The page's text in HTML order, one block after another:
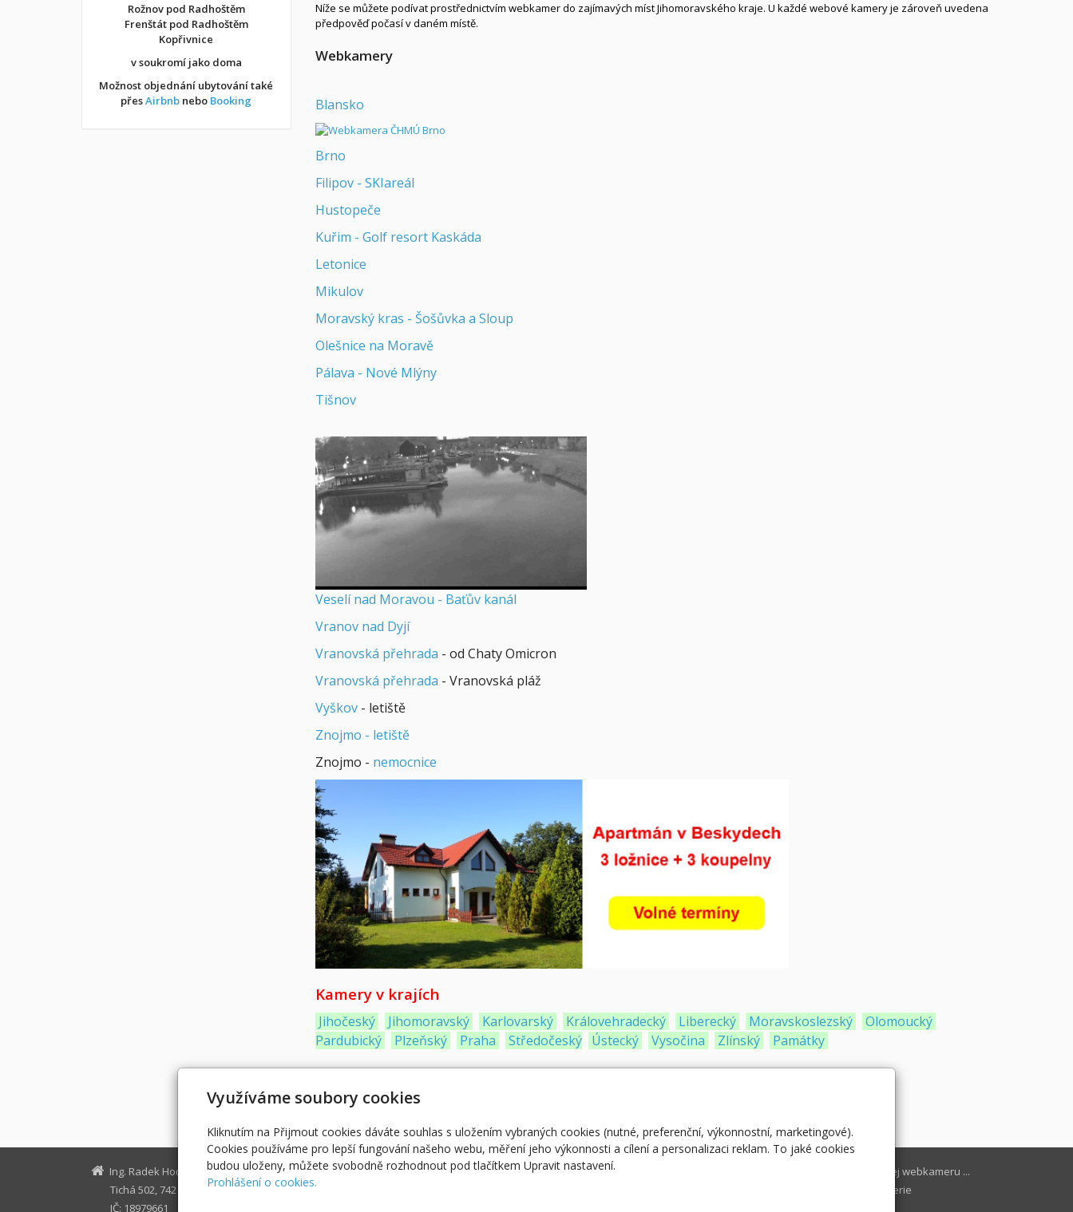
Níže se můžete podívat prostřednictvím webkamer do zajímavých míst Jihomoravského kraje. U každé webové kamery je zároveň uvedena
předpověď počasí v daném místě.
Webkamery
Blansko
Brno
Filipov - SKIareál
Hustopeče
Kuřim - Golf resort Kaskáda
Letonice
Mikulov
Moravský kras - Šošůvka a Sloup
Olešnice na Moravě
Pálava - Nové Mlýny
Tišnov
Veselí nad Moravou - Baťův kanál
Vranov nad Dyjí
Vranovská přehrada - od Chaty Omicron
Vranovská přehrada - Vranovská pláž
Vyškov- letiště
Znojmo - letiště
Znojmo - nemocnice
Kamery v krajích
Jihočeský Jihomoravský Karlovarský Královehradecký Liberecký Moravskoslezský
Olomoucký
Pardubický
Plzeňský Praha Středočeský Ústecký Vysočina Zlínský Památky
Fotogalerie Jihomoravský kraj
Rožnov pod Radhoštěm
Frenštát pod Radhoštěm
Kopřivnice
v soukromí jako doma
Možnost objednání ubytování také
přesAirbnb nebo Booking
Ing. Radek Hoďák
Tichá 502, 742 74 Tichá
IČ: 18979661
radek@hodak.cz
Webové kamery
Vyhledej webkameru ...
Fotogalerie
Využíváme soubory cookies
Kliknutím na Přijmout cookies dáváte souhlas s uložením vybraných cookies (nutné, preferenční, výkonnostní, marketingové).
Cookies používáme pro lepší fungování našeho webu, měření jeho výkonnosti a cílení a personalizaci reklam. To jaké cookies
budou uloženy, můžete svobodně rozhodnout pod tlačítkem Upravit nastavení.
Prohlášení o cookies.